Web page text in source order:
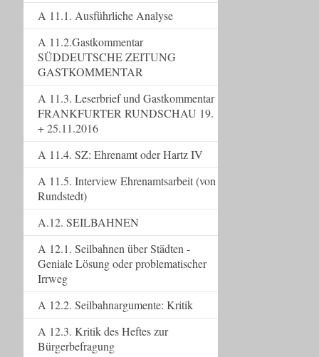
A 11.1. Ausführliche Analyse
A 11.2.Gastkommentar
SÜDDEUTSCHE ZEITUNG
GASTKOMMENTAR
A 11.3. Leserbrief und Gastkommentar
FRANKFURTER RUNDSCHAU 19.
+ 25.11.2016
A 11.4. SZ: Ehrenamt oder Hartz IV
A 11.5. Interview Ehrenamtsarbeit (von
Rundstedt)
A.12. SEILBAHNEN
A 12.1. Seilbahnen über Städten -
Geniale Lösung oder problematischer
Irrweg
A 12.2. Seilbahnargumente: Kritik
A 12.3. Kritik des Heftes zur
Bürgerbefragung